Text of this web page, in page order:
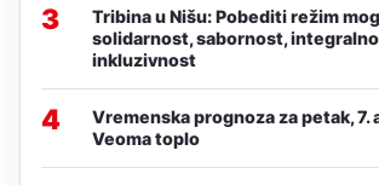
3
Tribina u Nišu: Pobediti režim
solidarnost, sabornost,
inkluzivnost
4
Vremenska prognoza za petak, 7.
Veoma toplo